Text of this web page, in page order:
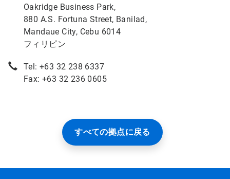
Oakridge Business Park,
880 A.S. Fortuna Street, Banilad,
Mandaue City, Cebu 6014
フィリピン
Tel: +63 32 238 6337
Fax: +63 32 236 0605
すべての拠点に戻る